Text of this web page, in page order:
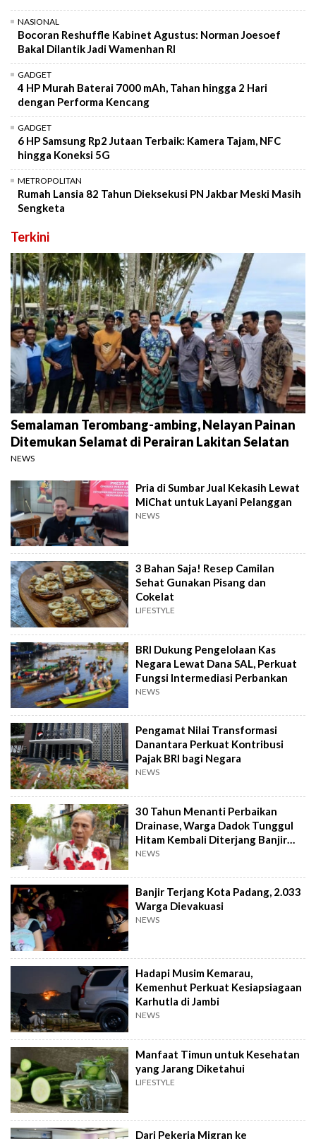
NASIONAL
Bocoran Reshuffle Kabinet Agustus: Norman Joesoef
Bakal Dilantik Jadi Wamenhan RI
GADGET
4 HP Murah Baterai 7000 mAh, Tahan hingga 2 Hari
dengan Performa Kencang
GADGET
6 HP Samsung Rp2 Jutaan Terbaik: Kamera Tajam, NFC
hingga Koneksi 5G
METROPOLITAN
Rumah Lansia 82 Tahun Dieksekusi PN Jakbar Meski Masih
Sengketa
Terkini
Semalaman Terombang-ambing, Nelayan Painan
Ditemukan Selamat di Perairan Lakitan Selatan
NEWS
Pria di Sumbar Jual Kekasih Lewat
MiChat untuk Layani Pelanggan
NEWS
3 Bahan Saja! Resep Camilan
Sehat Gunakan Pisang dan
Cokelat
LIFESTYLE
BRI Dukung Pengelolaan Kas
Negara Lewat Dana SAL, Perkuat
Fungsi Intermediasi Perbankan
NEWS
Pengamat Nilai Transformasi
Danantara Perkuat Kontribusi
Pajak BRI bagi Negara
NEWS
30 Tahun Menanti Perbaikan
Drainase, Warga Dadok Tunggul
Hitam Kembali Diterjang Banjir
Parah
NEWS
Banjir Terjang Kota Padang, 2.033
Warga Dievakuasi
NEWS
Hadapi Musim Kemarau,
Kemenhut Perkuat Kesiapsiagaan
Karhutla di Jambi
NEWS
Manfaat Timun untuk Kesehatan
yang Jarang Diketahui
LIFESTYLE
Dari Pekerja Migran ke